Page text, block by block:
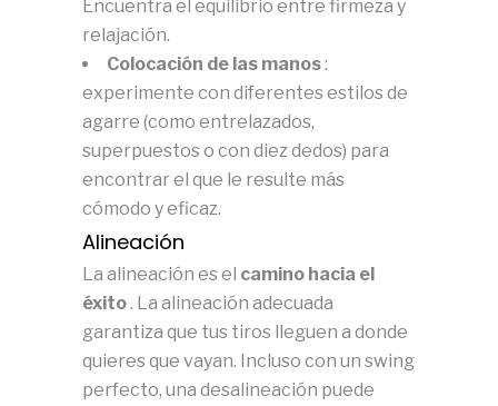
Encuentra el equilibrio entre firmeza y
relajación.
Colocación de las manos:
experimente con diferentes estilos de
agarre (como entrelazados,
superpuestos o con diez dedos) para
encontrar el que le resulte más
cómodo y eficaz.
Alineación
La alineación es el camino hacia el
éxito. La alineación adecuada
garantiza que tus tiros lleguen a donde
quieres que vayan. Incluso con un swing
perfecto, una desalineación puede